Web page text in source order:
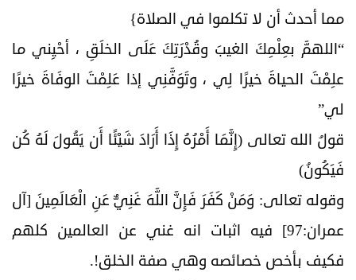
مما أحدث أن لا تكلموا في الصلاة}
“اللهمَّ بعِلْمِكَ الغيبَ وقُدْرَتِكَ عَلَى الخلَقِ ، أحْيِني ما
علِمْتَ الحياةَ خيرًا لِي ، وتَوَفَّنِي إذا عَلِمْتَ الوفَاةَ خيرًا
لي”
قولُ الله تعالى (إِنَّمَا أَمْرُهُ إِذَا أَرَادَ شَيْئًا أَن يَقُولَ لَهُ كُن
فَيَكُونُ)
وقوله تعالى: وَمَنْ كَفَرَ فَإِنَّ اللَّهَ غَنِيٌّ عَنِ الْعَالَمِينَ [آل
عمران:97] فيه اثبات انه غني عن العالمين كلهم
فكيف بأخص خصائصه وهي صفة الخلق!.